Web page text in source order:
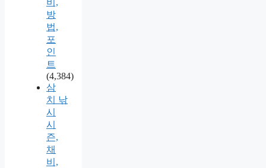
비,
방
법,
포
인
트
(4,384)
삼
치 낚
시
시
즌,
채
비,